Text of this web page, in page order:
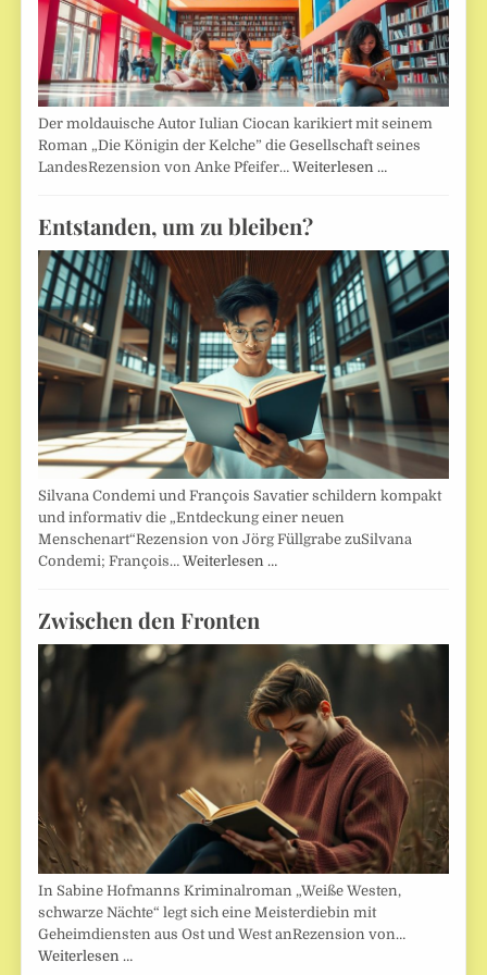
Der moldauische Autor Iulian Ciocan karikiert mit seinem
Roman „Die Königin der Kelche” die Gesellschaft seines
LandesRezension von Anke Pfeifer…Weiterlesen …
Entstanden, um zu bleiben?
Silvana Condemi und François Savatier schildern kompakt
und informativ die „Entdeckung einer neuen
Menschenart“Rezension von Jörg Füllgrabe zuSilvana
Condemi; François…Weiterlesen …
Zwischen den Fronten
In Sabine Hofmanns Kriminalroman „Weiße Westen,
schwarze Nächte“ legt sich eine Meisterdiebin mit
Geheimdiensten aus Ost und West anRezension von…
Weiterlesen …